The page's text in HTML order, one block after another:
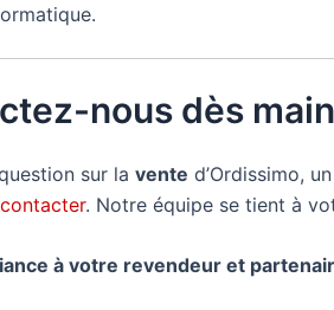
nous dès
sur la vente d’Ordissimo, un
. Notre équipe se tient à
à votre revendeur et